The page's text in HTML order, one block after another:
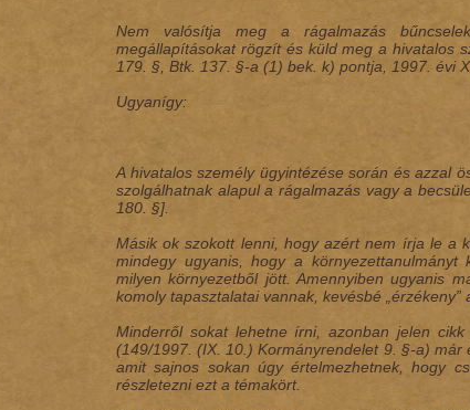
Nem valósítja meg a rágalmazás
megállapításokat rögzít és küld meg a hivatalos
179. §, Btk. 137. §-a (1) bek. k) pontja, 1997. évi
Ugyanígy:
A hivatalos személy ügyintézése során és azzal
szolgálhatnak alapul a rágalmazás vagy a
180. §].
Másik ok szokott lenni, hogy azért nem írja le a
mindegy ugyanis, hogy a
milyen környezetből jött. Amennyiben ugyanis
komoly tapasztalatai vannak, kevésbé „érzékeny”
Minderről sokat lehetne írni, azonban jelen
(149/1997. (IX. 10.) Kormányrendelet 9. §-a) már
amit sajnos sokan úgy értelmezhetnek, hogy
részletezni ezt a témakört.